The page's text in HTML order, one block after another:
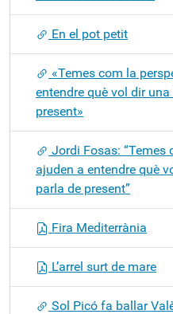
En el pot petit
«Temes com la
entendre què vol dir
present»
Jordi Fosas: “Temes
ajuden a entendre què
parla de present”
Fira Mediterrània
L’arrel surt de mare
Sol Picó fa ballar